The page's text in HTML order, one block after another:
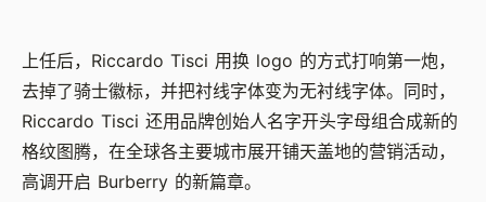
上任后，Riccardo Tisci 用换 logo 的方式打响第一炮，
去掉了骑士徽标，并把衬线字体变为无衬线字体。同时，
Riccardo Tisci 还用品牌创始人名字开头字母组合成新的
格纹图腾，在全球各主要城市展开铺天盖地的营销活动，
高调开启 Burberry 的新篇章。